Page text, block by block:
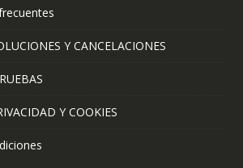
Y CANCELACIONES
Y COOKIES